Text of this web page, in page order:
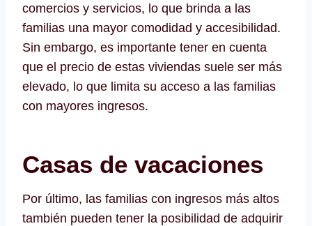
comercios y servicios, lo que brinda a las
familias una mayor comodidad y accesibilidad.
Sin embargo, es importante tener en cuenta
que el precio de estas viviendas suele ser más
elevado, lo que limita su acceso a las familias
con mayores ingresos.
Casas de vacaciones
Por último, las familias con ingresos más altos
también pueden tener la posibilidad de adquirir